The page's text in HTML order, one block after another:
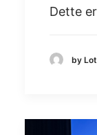
Dette
by